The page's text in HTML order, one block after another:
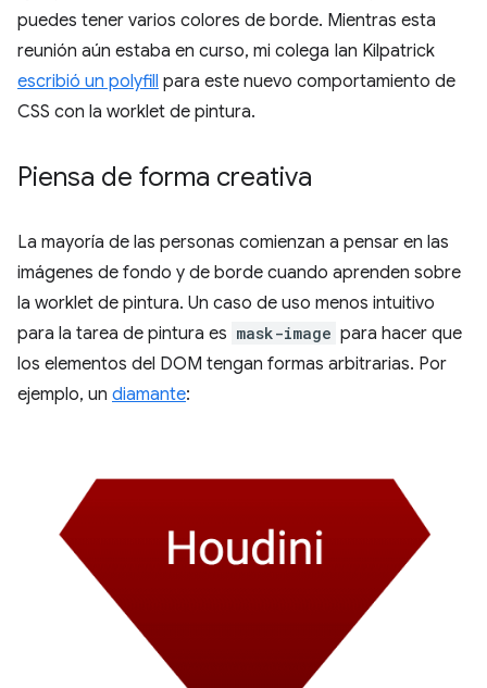
puedes tener varios colores de borde. Mientras esta
reunión aún estaba en curso, mi colega Ian Kilpatrick
escribió un polyfill para este nuevo comportamiento de
CSS con la worklet de pintura.
Piensa de forma creativa
La mayoría de las personas comienzan a pensar en las
imágenes de fondo y de borde cuando aprenden sobre
la worklet de pintura. Un caso de uso menos intuitivo
para la tarea de pintura es mask-image para hacer que
los elementos del DOM tengan formas arbitrarias. Por
ejemplo, un diamante: